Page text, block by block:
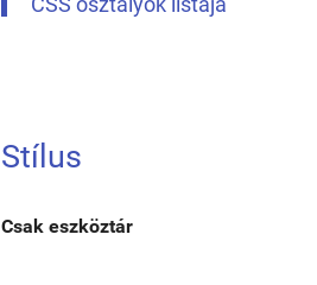
Stílus
Csak eszköztár